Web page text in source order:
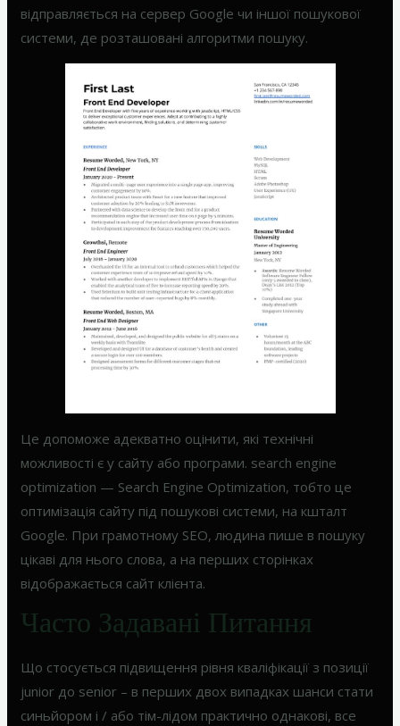
відправляється на сервер Google чи іншої пошукової
системи, де розташовані алгоритми пошуку.
Це допоможе адекватно оцінити, які технічні
можливості є у сайту або програми. search engine
optimization — Search Engine Optimization, тобто це
оптимізація сайту під пошукові системи, на кшталт
Google. При грамотному SEO, людина пише в пошуку
цікаві для нього слова, а на перших сторінках
відображається сайт клієнта.
Часто Задавані Питання
Що стосується підвищення рівня кваліфікації з позиції
junior до senior – в перших двох випадках шанси стати
синьйором і / або тім-лідом практично однакові, все